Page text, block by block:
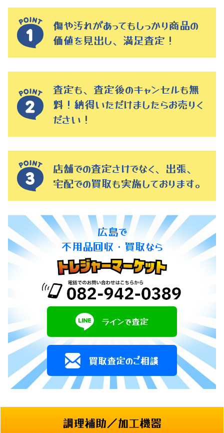
傷や汚れがあってもしっかり商品の
価値を見出し、満足査定！
査定も、査定後のキャンセルも無
料！納得いただけましたらお売りく
ださい！
店舗での査定さけでなく、出張、
宅配での買取も実施しております。
広島で
不用品回収・買取なら
調理補助／加工機器